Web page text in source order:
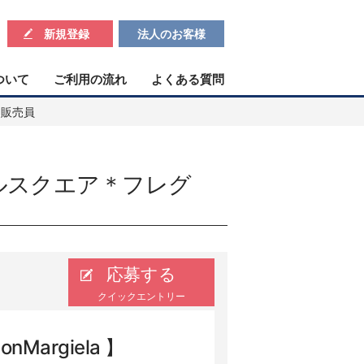
新規登録 法人のお客様
いて ご利用の流れ よくある質問
売員
クエア＊フレグ
応募する
クイックエントリー